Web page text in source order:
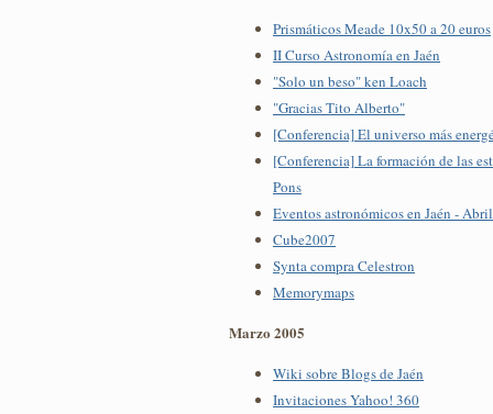
Prismáticos Meade 10x50 a 20 euros
II Curso Astronomía en Jaén
"Solo un beso" ken Loach
"Gracias Tito Alberto"
[Conferencia] El universo más
[Conferencia] La formación de las
Pons
Eventos astronómicos en Jaén -
Cube2007
Synta compra Celestron
Memorymaps
Marzo 2005
Wiki sobre Blogs de Jaén
Invitaciones Yahoo! 360